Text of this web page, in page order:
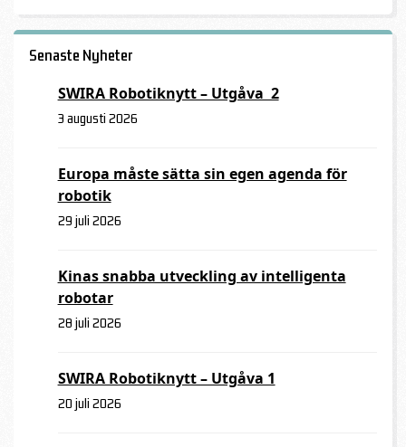
Senaste Nyheter
SWIRA Robotiknytt – Utgåva 2
3 augusti 2026
Europa måste sätta sin egen agenda för
robotik
29 juli 2026
Kinas snabba utveckling av intelligenta
robotar
28 juli 2026
SWIRA Robotiknytt – Utgåva 1
20 juli 2026